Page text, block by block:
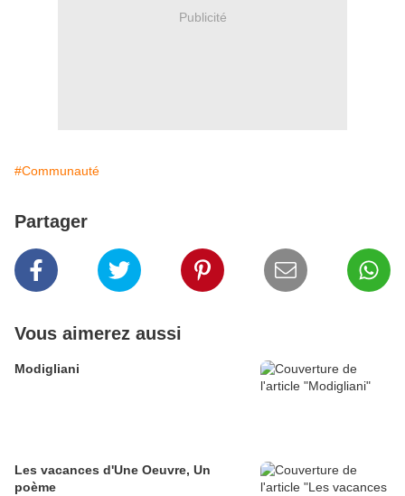
Publicité
#Communauté
Partager
Vous aimerez aussi
Modigliani
Les vacances d'Une Oeuvre, Un
poème